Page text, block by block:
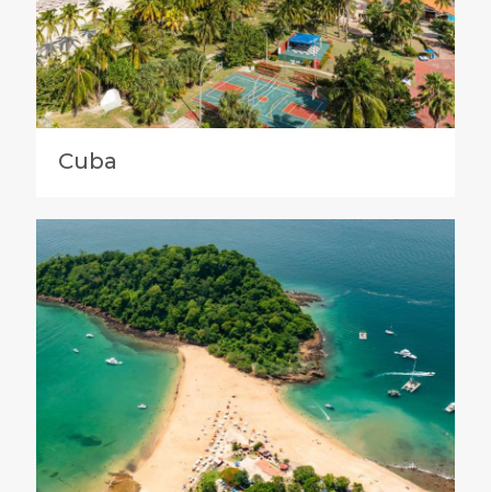
Cuba